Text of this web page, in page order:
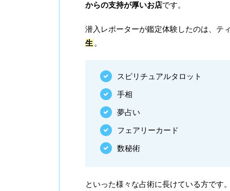
からの支持が厚いお店です。
潜入レポーターが鑑定体験したのは、テ
生 。
スピリチュアルタロット
手相
夢占い
フェアリーカード
数秘術
といった様々な占術に長けている方です